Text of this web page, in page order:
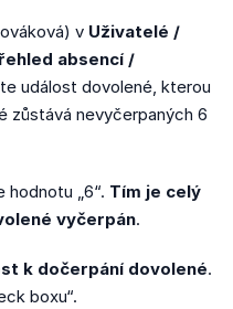
v Uživatelé /
absencí /
událost dovolené, kterou
zůstává nevyčerpaných 6
hodnotu „6“. Tím je celý
vyčerpán.
k dočerpání dovolené.
boxu“.